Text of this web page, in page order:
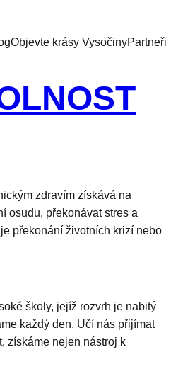
Objevte krásy VysočinyPartneři
zdravím získává na
osudu, překonávat stres a
překonání životních krizí nebo
školy, jejíž rozvrh je nabitý
každý den. Učí nás přijímat
získáme nejen nástroj k